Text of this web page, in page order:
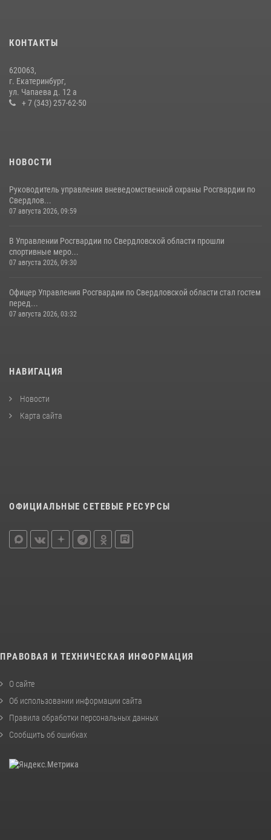
27 июля 2026, 12:37
спартакиады «Динамо» памяти погибшего офицера милиции
29 июля 2026, 12:30
КОНТАКТЫ
620063,
г. Екатеринбург,
ул. Чапаева д. 12 а
+ 7 (343) 257-62-50
НОВОСТИ
Руководитель управления вневедомственной охраны Росгвардии по
Свердлов...
07 августа 2026, 09:59
В Управлении Росгвардии по Свердловской области прошли
спортивные меро...
07 августа 2026, 09:30
Офицер Управления Росгвардии по Свердловской области стал гостем
перед...
07 августа 2026, 03:32
НАВИГАЦИЯ
Новости
Карта сайта
ОФИЦИАЛЬНЫЕ СЕТЕВЫЕ РЕСУРСЫ
ПРАВОВАЯ И ТЕХНИЧЕСКАЯ ИНФОРМАЦИЯ
О сайте
Об использовании информации сайта
Правила обработки персональных данных
Сообщить об ошибках